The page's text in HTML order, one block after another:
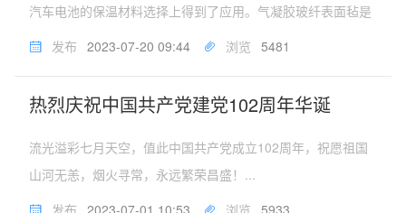
汽车电池的保温材料选择上得到了应用。气凝胶玻纤表面毡是
一种富含大量二氧化硅气凝胶材料，表面玻璃纤维为加强结构
掉水份，这道工序节能、环...
发布 2023-07-20 09:44 浏览 5481
热烈庆祝中国共产党建党102周年华诞
流光溢彩七月天空，值此中国共产党成立102周年，祝愿祖国
山河无恙，烟火寻常，永远繁荣昌盛！...
发布 2023-07-01 10:53 浏览 5933